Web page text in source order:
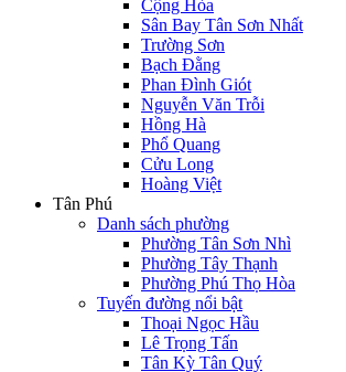
Cộng Hòa
Sân Bay Tân Sơn Nhất
Trường Sơn
Bạch Đằng
Phan Đình Giót
Nguyễn Văn Trỗi
Hồng Hà
Phổ Quang
Cửu Long
Hoàng Việt
Tân Phú
Danh sách phường
Phường Tân Sơn Nhì
Phường Tây Thạnh
Phường Phú Thọ Hòa
Tuyến đường nổi bật
Thoại Ngọc Hầu
Lê Trọng Tấn
Tân Kỳ Tân Quý